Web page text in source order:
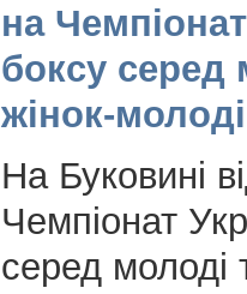
на
боксу серед
жінок-
На Буковині
Чемпіонат
серед молоді